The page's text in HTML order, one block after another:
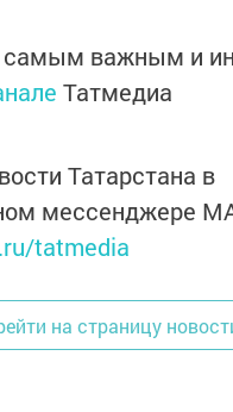
самым важным и
Татмедиа
Татарстана в
мессенджере
tatmedia
на страницу